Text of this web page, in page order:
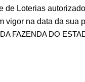
Loterias
vigor na data da sua
FAZENDA DO